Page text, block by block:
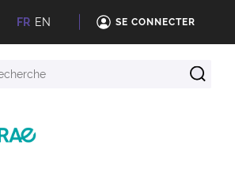
FR EN SE CONNECTER